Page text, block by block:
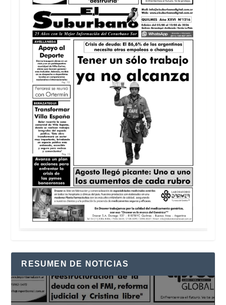
RESUMEN DE NOTICIAS
Reproductor
de
vídeo